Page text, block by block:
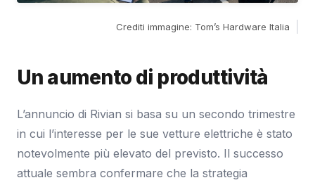
Crediti immagine: Tom’s Hardware Italia
Un aumento di produttività
L’annuncio di Rivian si basa su un secondo trimestre
in cui l’interesse per le sue vetture elettriche è stato
notevolmente più elevato del previsto. Il successo
attuale sembra confermare che la strategia